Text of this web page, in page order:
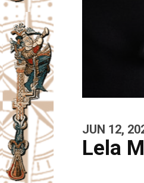
JUN 12,
Lela